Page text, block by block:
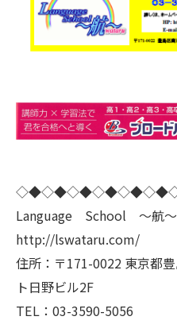
Language School ～航～
http://lswataru.com/
住所：〒171-0022 東京都
ト日野ビル2F
TEL：03-3590-5056